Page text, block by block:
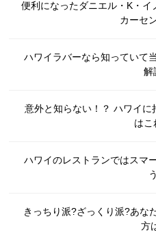
便利になったダニエル・K・
カーセ
ハワイラバーなら知っていて
解
意外と知らない！？ ハワイ
はこ
ハワイのレストランではスマ
う
きっちり派?ざっくり派?あな
方